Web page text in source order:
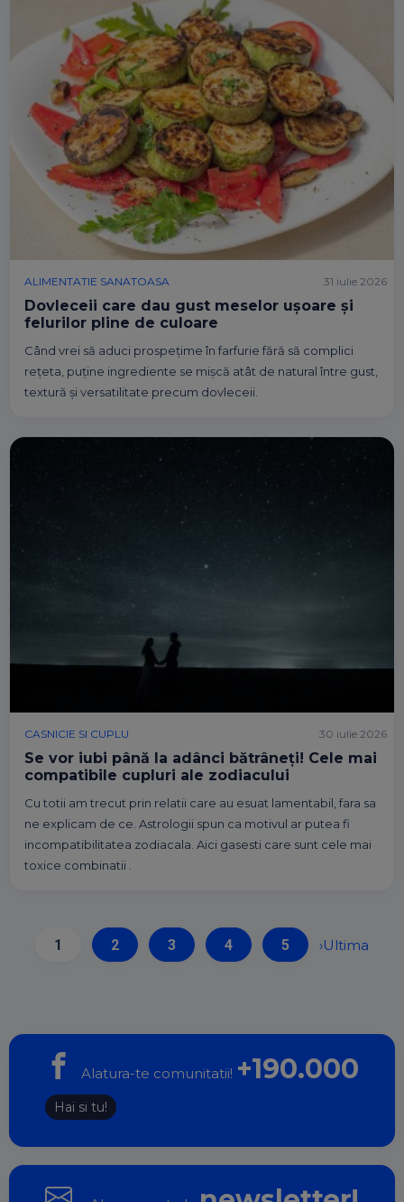
ALIMENTATIE SANATOASA
Dovleceii care dau gust meselor ușoare și
felurilor pline de culoare
Când vrei să aduci prospețime în farfurie fără să complici
rețeta, puține ingrediente se mișcă atât de natural între gust,
textură și versatilitate precum dovleceii.
31 iulie 2026
CASNICIE SI CUPLU
Se vor iubi până la adânci bătrâneți! Cele mai
compatibile cupluri ale zodiacului
Cu totii am trecut prin relatii care au esuat lamentabil, fara sa
ne explicam de ce. Astrologii spun ca motivul ar putea fi
incompatibilitatea zodiacala. Aici gasesti care sunt cele mai
toxice combinatii .
30 iulie 2026
1 2 3 4 5 ›Ultima
Alatura-te comunitatii! +190.000
Hai si tu!